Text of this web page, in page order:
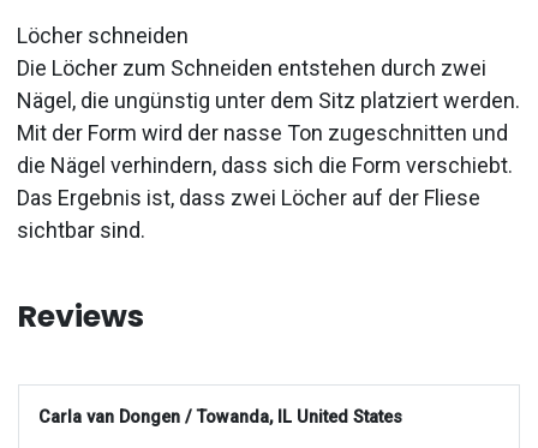
Löcher schneiden
Die Löcher zum Schneiden entstehen durch zwei
Nägel, die ungünstig unter dem Sitz platziert werden.
Mit der Form wird der nasse Ton zugeschnitten und
die Nägel verhindern, dass sich die Form verschiebt.
Das Ergebnis ist, dass zwei Löcher auf der Fliese
sichtbar sind.
Reviews
Carla van Dongen / Towanda, IL United States